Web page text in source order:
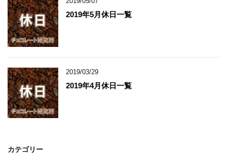
2019年5月休日一覧
2019/03/29
2019年4月休日一覧
カテゴリー